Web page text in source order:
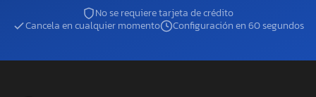
No se requiere tarjeta de crédito
Cancela en cualquier momento
Configuración en 60 segundos